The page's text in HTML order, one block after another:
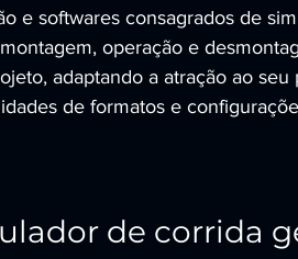
e softwares consagrados de
operação e
adaptando a atração ao
de formatos e
de corrida